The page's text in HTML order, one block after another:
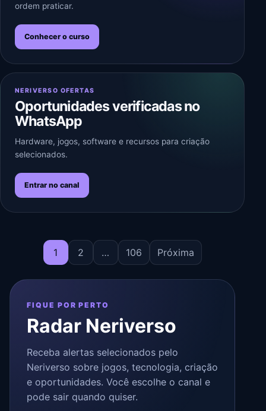
ordem praticar.
Conhecer o curso
NERIVERSO OFERTAS
Oportunidades verificadas no
WhatsApp
Hardware, jogos, software e recursos para criação
selecionados.
Entrar no canal
Paginação de posts
1 2 … 106 Próxima
FIQUE POR PERTO
Radar Neriverso
Receba alertas selecionados pelo
Neriverso sobre jogos, tecnologia, criação
e oportunidades. Você escolhe o canal e
pode sair quando quiser.